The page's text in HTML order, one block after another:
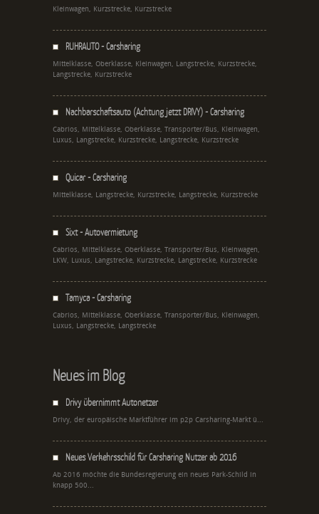
Kleinwagen, Kurzstrecke, Kurzstrecke
RUHRAUTO - Carsharing
Mittelklasse, Oberklasse, Kleinwagen, Langstrecke, Kurzstrecke,
Langstrecke, Kurzstrecke
Nachbarschaftsauto (Achtung jetzt DRIVY) - Carsharing
Cabrios, Mittelklasse, Oberklasse, Transporter/Bus, Kleinwagen,
Luxus, Langstrecke, Kurzstrecke, Langstrecke, Kurzstrecke
Quicar - Carsharing
Mittelklasse, Langstrecke, Kurzstrecke, Langstrecke, Kurzstrecke
Sixt - Autovermietung
Cabrios, Mittelklasse, Oberklasse, Transporter/Bus, Kleinwagen,
LKW, Luxus, Langstrecke, Kurzstrecke, Langstrecke, Kurzstrecke
Tamyca - Carsharing
Cabrios, Mittelklasse, Oberklasse, Transporter/Bus, Kleinwagen,
Luxus, Langstrecke, Langstrecke
Neues im Blog
Drivy übernimmt Autonetzer
Drivy, der europäische Marktführer im p2p Carsharing-Markt ü...
Neues Verkehrsschild für Carsharing Nutzer ab 2016
Ab 2016 möchte die Bundesregierung ein neues Park-Schild in
knapp 500...